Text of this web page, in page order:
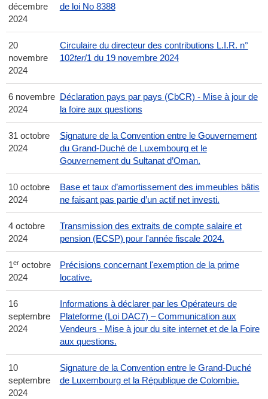
décembre
2024
de loi No 8388
20
novembre
2024
Circulaire du directeur des contributions L.I.R. n°
102ter/1 du 19 novembre 2024
6 novembre
2024
Déclaration pays par pays (CbCR) - Mise à jour de
la foire aux questions
31 octobre
2024
Signature de la Convention entre le Gouvernement
du Grand-Duché de Luxembourg et le
Gouvernement du Sultanat d’Oman.
10 octobre
2024
Base et taux d’amortissement des immeubles bâtis
ne faisant pas partie d’un actif net investi.
4 octobre
2024
Transmission des extraits de compte salaire et
pension (ECSP) pour l'année fiscale 2024.
1eroctobre
2024
Précisions concernant l'exemption de la prime
locative.
16
septembre
2024
Informations à déclarer par les Opérateurs de
Plateforme (Loi DAC7) – Communication aux
Vendeurs - Mise à jour du site internet et de la Foire
aux questions.
10
septembre
2024
Signature de la Convention entre le Grand-Duché
de Luxembourg et la République de Colombie.